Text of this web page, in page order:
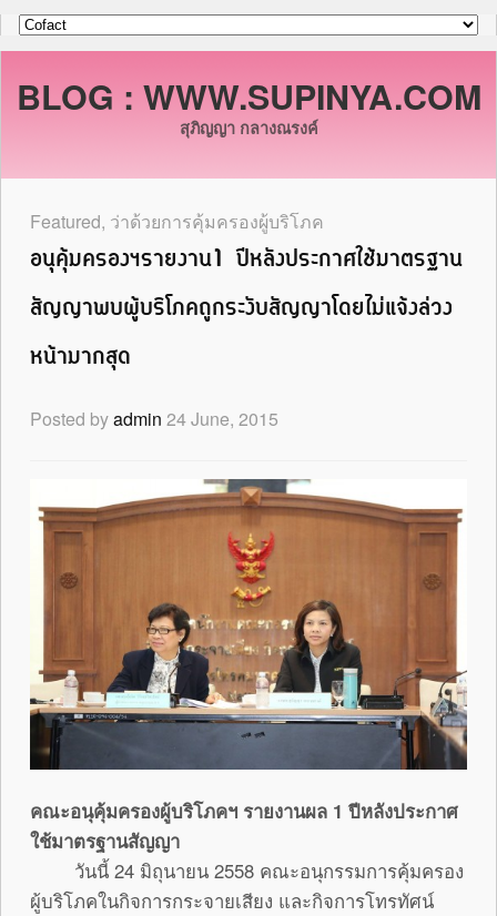
BLOG : WWW.SUPINYA.COM
สุภิญญา กลางณรงค์
Featured, ว่าด้วยการคุ้มครองผู้บริโภค
อนุคุ้มครองฯรายงาน1 ปีหลังประกาศใช้มาตรฐาน
สัญญาพบผู้บริโภคถูกระงับสัญญาโดยไม่แจ้งล่วง
หน้ามากสุด
Posted byadmin 24 June, 2015
คณะอนุคุ้มครองผู้บริโภคฯ รายงานผล 1 ปีหลังประกาศ
ใช้มาตรฐานสัญญา
วันนี้ 24 มิถุนายน 2558 คณะอนุกรรมการคุ้มครอง
ผู้บริโภคในกิจการกระจายเสียง และกิจการโทรทัศน์